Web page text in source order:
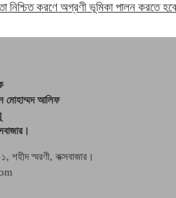
নিশ্চিত করণে অগ্রণী ভূমিকা পালন করতে
মোহাম্মদ আলিফ
শহীদ স্মরণী, কক্সবাজার।